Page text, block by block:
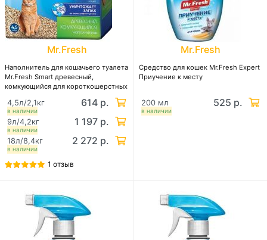
Mr.Fresh
Наполнитель для кошачьего туалета
Mr.Fresh Smart древесный,
комкующийся для короткошерстных
в наличии
4,5л/2,1кг 614 р.
в наличии
9л/4,2кг 1 197 р.
в наличии
18л/8,4кг 2 272 р.
1 отзыв
Mr.Fresh
Средство для кошек Mr.Fresh Expert
Приучение к месту
в наличии
200 мл 525 р.